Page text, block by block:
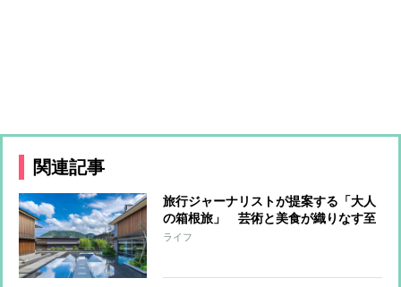
関連記事
旅行ジャーナリストが提案する「大人
の箱根旅」 芸術と美食が織りなす至
福のひととき…ミシュランキー選出の
ライフ